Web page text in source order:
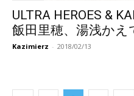
ULTRA HEROES &
飯田里穂、湯浅かえ
Kazimierz - 2018/02/13